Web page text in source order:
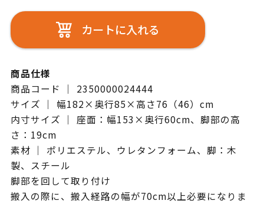
カートに入れる
商品仕様
商品コード ｜ 2350000024444
サイズ ｜ 幅182×奥行85×高さ76（46）cm
内寸サイズ ｜ 座面：幅153×奥行60cm、脚部の高
さ：19cm
素材 ｜ ポリエステル、ウレタンフォーム、脚：木
製、スチール
脚部を回して取り付け
搬入の際に、搬入経路の幅が70cm以上必要になりま